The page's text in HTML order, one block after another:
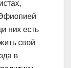
них есть
свой
в